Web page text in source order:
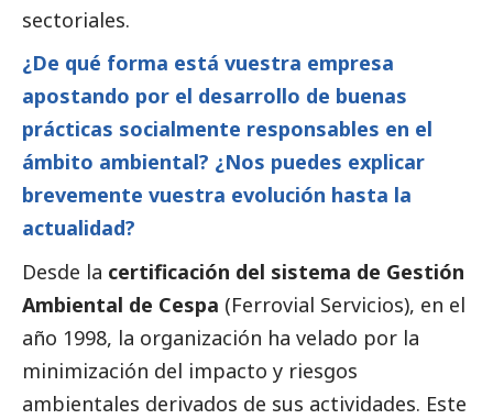
sectoriales.
¿De qué forma está vuestra empresa
apostando por el desarrollo de buenas
prácticas socialmente responsables en el
ámbito ambiental? ¿Nos puedes explicar
brevemente vuestra evolución hasta la
actualidad?
Desde la certificación del sistema de Gestión
Ambiental de Cespa (Ferrovial Servicios), en el
año 1998, la organización ha velado por la
minimización del impacto y riesgos
ambientales derivados de sus actividades. Este